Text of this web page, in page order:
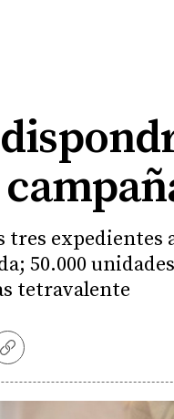
tres
50.000
tetravalente
Copiar